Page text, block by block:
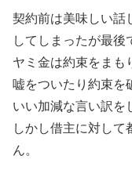
契約前は美味しい話
してしまったが最後
ヤミ金は約束をまも
嘘をついたり約束を
いい加減な言い訳を
しかし借主に対して
ん。